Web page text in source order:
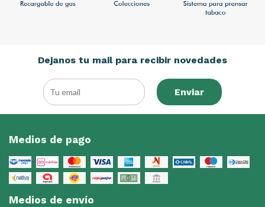
Dejanos tu mail para recibir novedades
Enviar
Medios de pago
Medios de envío